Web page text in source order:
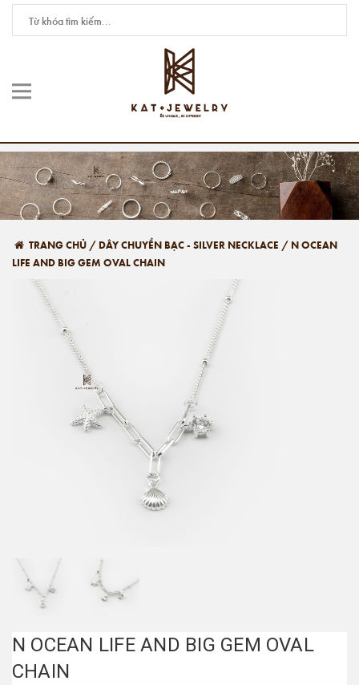
TRANG CHỦ / DÂY CHUYỀN BẠC - SILVER NECKLACE / N OCEAN
LIFE AND BIG GEM OVAL CHAIN
N OCEAN LIFE AND BIG GEM OVAL
CHAIN